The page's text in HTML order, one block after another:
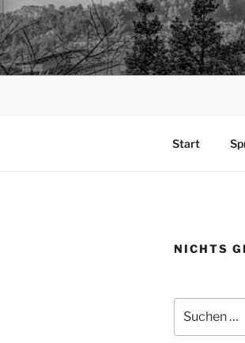
Zum
Inhalt
springen
Sprachen
Start
NICHTS
nach: